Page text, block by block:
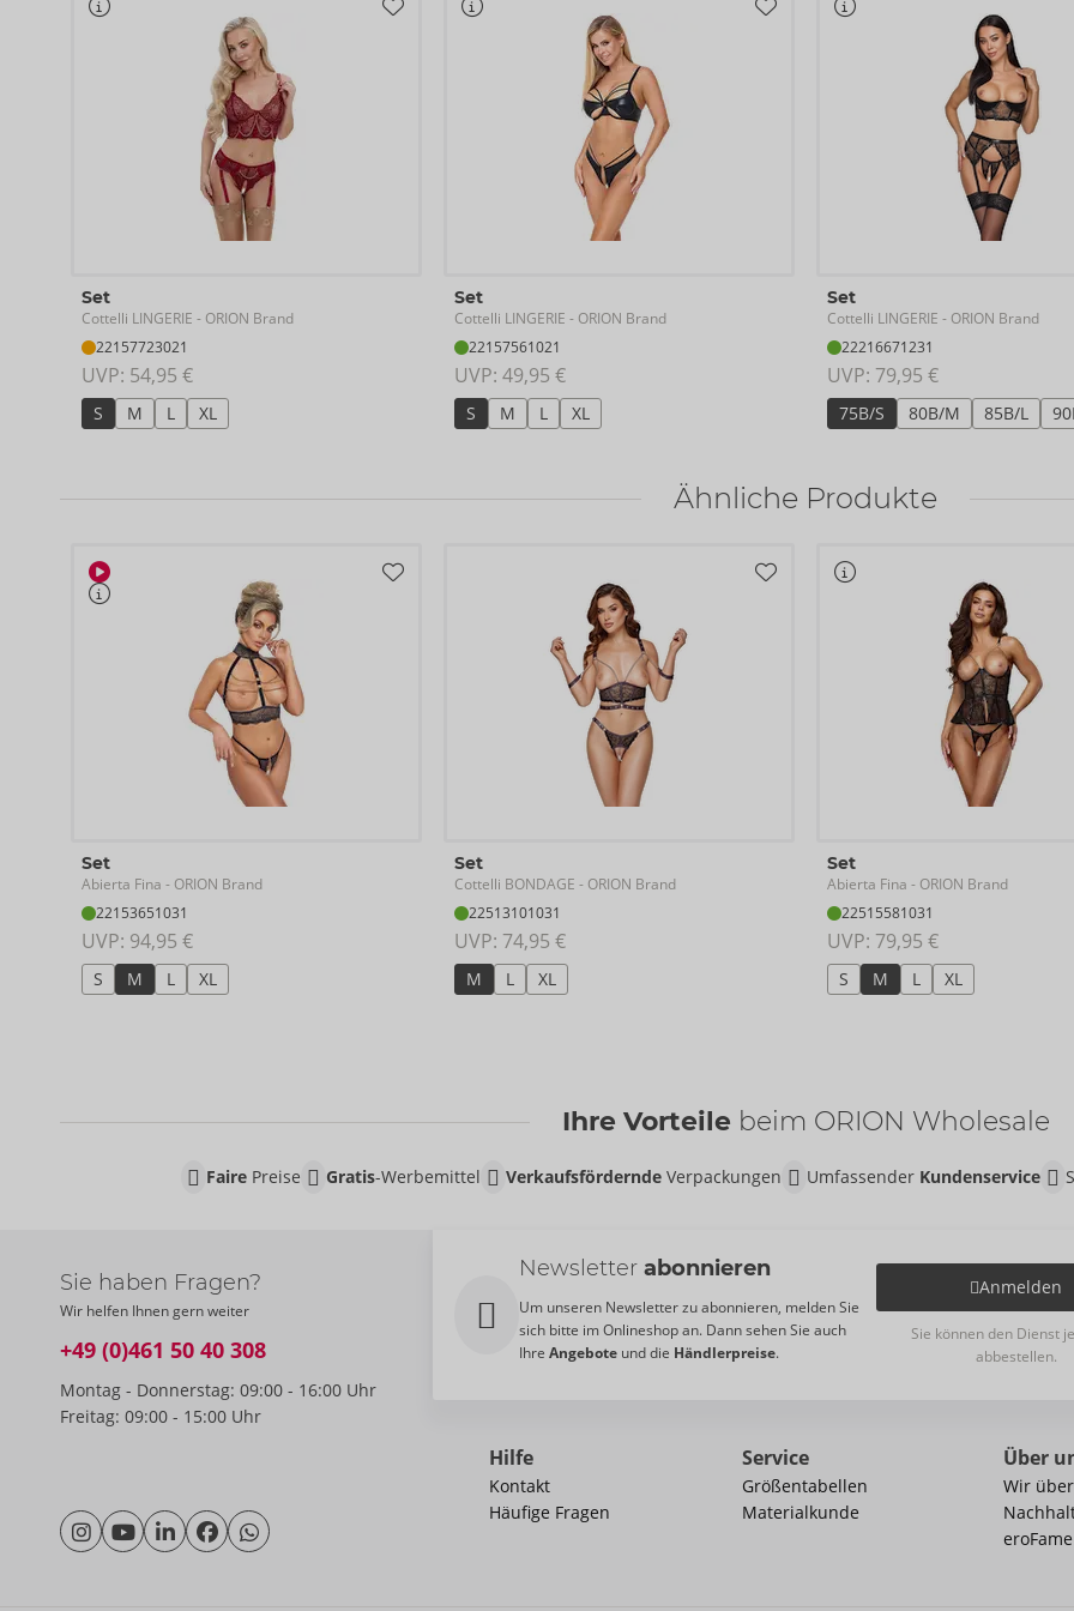
Set
Cottelli LINGERIE - ORION Brand
22157723021
UVP: 54,95 €
S M L XL
Set
Cottelli LINGERIE - ORION Brand
22157561021
UVP: 49,95 €
S M L XL
Set
Cottelli LINGERIE - ORION Brand
22216671231
UVP: 79,95 €
75B/S 80B/M 85B/L
Ähnliche Produkte
Set
Abierta Fina - ORION Brand
22153651031
UVP: 94,95 €
S M L XL
Set
Cottelli BONDAGE - ORION Brand
22513101031
UVP: 74,95 €
M L XL
Set
Abierta Fina - ORION Brand
22515581031
UVP: 79,95 €
S M L XL
Ihre Vorteile beim ORION Wholesale
FairePreise Gratis-Werbemittel VerkaufsförderndeVerpackungen Umfassender Kundenservice
Sie haben Fragen?
Wir helfen Ihnen gern weiter
+49 (0)461 50 40 308
Montag - Donnerstag: 09:00 - 16:00 Uhr
Freitag: 09:00 - 15:00 Uhr
Newsletter abonnieren
Um unseren Newsletter zu abonnieren, melden Sie
sich bitte im Onlineshop an. Dann sehen Sie auch
Ihre Angebote und die Händlerpreise.
Anmelden
Sie können den Dienst
abbestellen.
Hilfe
Kontakt
Häufige Fragen
Service
Größentabellen
Materialkunde
Über
Wir
eroFame